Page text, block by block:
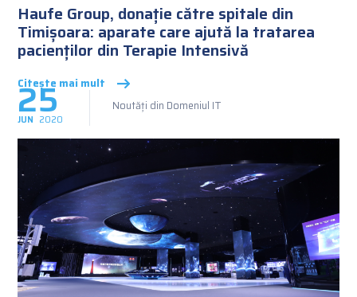
Haufe Group, donație către spitale din
Timișoara: aparate care ajută la tratarea
pacienților din Terapie Intensivă
Citește mai mult
25
JUN 2020
Noutăți din Domeniul IT